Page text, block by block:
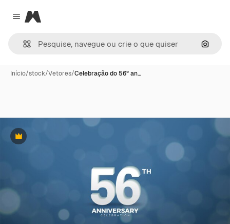
Close menu
Magnific
Início/stock/Vetores/Celebração do 56º an…
Premium